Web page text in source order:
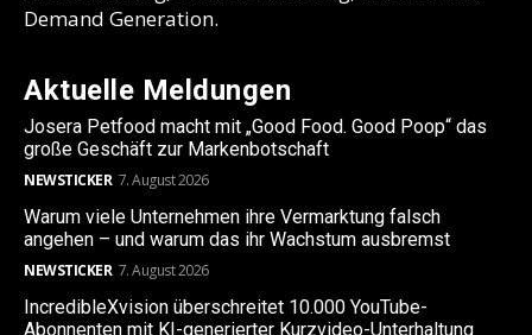
Demand Generation.
Aktuelle Meldungen
Josera Petfood macht mit „Good Food. Good Poop“ das
große Geschäft zur Markenbotschaft
NEWSTICKER 7. August 2026
Warum viele Unternehmen ihre Vermarktung falsch
angehen – und warum das ihr Wachstum ausbremst
NEWSTICKER 7. August 2026
IncredibleXvision überschreitet 10.000 YouTube-
Abonnenten mit KI-generierter Kurzvideo-Unterhaltung